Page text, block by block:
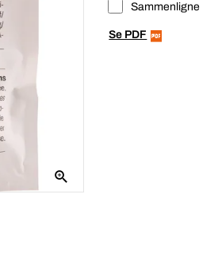
Sammenligne
Se PDF